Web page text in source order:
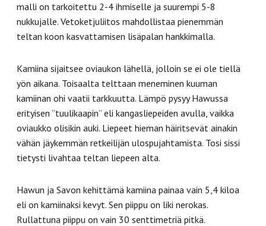
malli on tarkoitettu 2-4 ihmiselle ja suurempi 5-8
nukkujalle. Vetoketjuliitos mahdollistaa pienemmän
teltan koon kasvattamisen lisäpalan hankkimalla.
Kamiina sijaitsee oviaukon lähellä, jolloin se ei ole tiellä
yön aikana. Toisaalta telttaan meneminen kuuman
kamiinan ohi vaatii tarkkuutta. Lämpö pysyy Hawussa
erityisen ”tuulikaapin” eli kangasliepeiden avulla, vaikka
oviaukko olisikin auki. Liepeet hieman häiritsevät ainakin
vähän jäykemmän retkeilijän ulospujahtamista. Tosi sissi
tietysti livahtaa teltan liepeen alta.
Hawun ja Savon kehittämä kamiina painaa vain 5,4 kiloa
eli on kamiinaksi kevyt. Sen piippu on liki nerokas.
Rullattuna piippu on vain 30 senttimetriä pitkä.